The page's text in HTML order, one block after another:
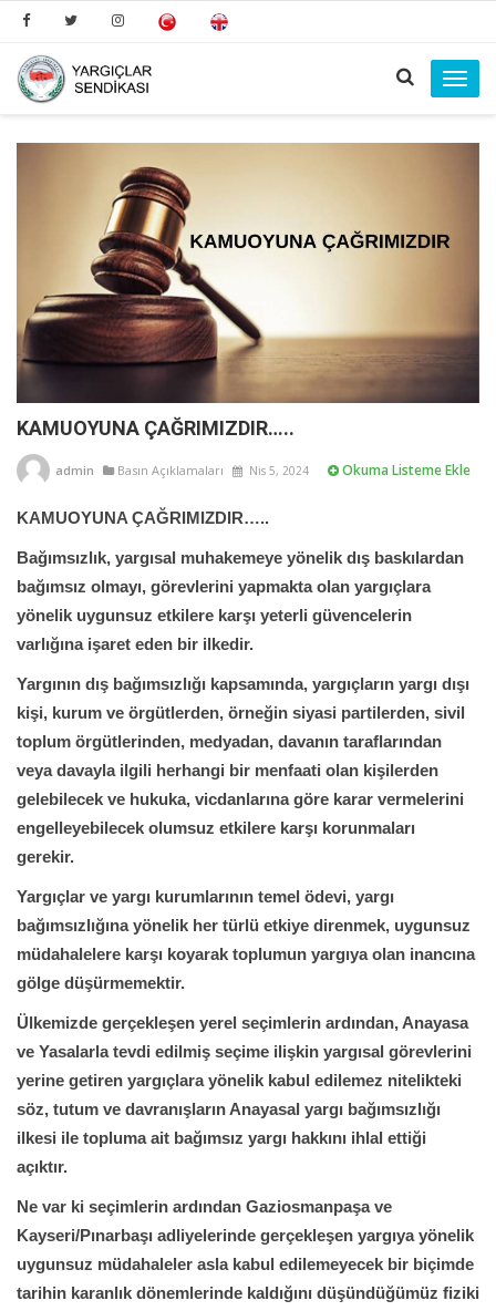
​​​​​​​KAMUOYUNA ÇAĞRIMIZDIR…..
admin Basın Açıklamaları Nis 5, 2024 Okuma Listeme Ekle
KAMUOYUNA ÇAĞRIMIZDIR…..
Bağımsızlık, yargısal muhakemeye yönelik dış baskılardan
bağımsız olmayı, görevlerini yapmakta olan yargıçlara
yönelik uygunsuz etkilere karşı yeterli güvencelerin
varlığına işaret eden bir ilkedir.
Yargının dış bağımsızlığı kapsamında, yargıçların yargı dışı
kişi, kurum ve örgütlerden, örneğin siyasi partilerden, sivil
toplum örgütlerinden, medyadan, davanın taraflarından
veya davayla ilgili herhangi bir menfaati olan kişilerden
gelebilecek ve hukuka, vicdanlarına göre karar vermelerini
engelleyebilecek olumsuz etkilere karşı korunmaları
gerekir.
Yargıçlar ve yargı kurumlarının temel ödevi, yargı
bağımsızlığına yönelik her türlü etkiye direnmek, uygunsuz
müdahalelere karşı koyarak toplumun yargıya olan inancına
gölge düşürmemektir.
Ülkemizde gerçekleşen yerel seçimlerin ardından, Anayasa
ve Yasalarla tevdi edilmiş seçime ilişkin yargısal görevlerini
yerine getiren yargıçlara yönelik kabul edilemez nitelikteki
söz, tutum ve davranışların Anayasal yargı bağımsızlığı
ilkesi ile topluma ait bağımsız yargı hakkını ihlal ettiği
açıktır.
Ne var ki seçimlerin ardından Gaziosmanpaşa ve
Kayseri/Pınarbaşı adliyelerinde gerçekleşen yargıya yönelik
uygunsuz müdahaleler asla kabul edilemeyecek bir biçimde
tarihin karanlık dönemlerinde kaldığını düşündüğümüz fiziki